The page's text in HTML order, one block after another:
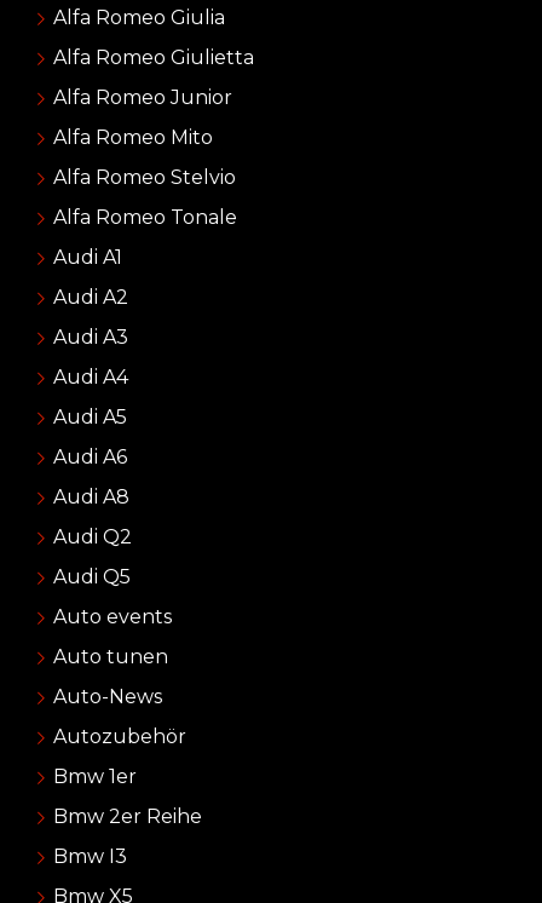
Alfa Romeo Giulia
Alfa Romeo Giulietta
Alfa Romeo Junior
Alfa Romeo Mito
Alfa Romeo Stelvio
Alfa Romeo Tonale
Audi A1
Audi A2
Audi A3
Audi A4
Audi A5
Audi A6
Audi A8
Audi Q2
Audi Q5
Auto events
Auto tunen
Auto-News
Autozubehör
Bmw 1er
Bmw 2er Reihe
Bmw I3
Bmw X5